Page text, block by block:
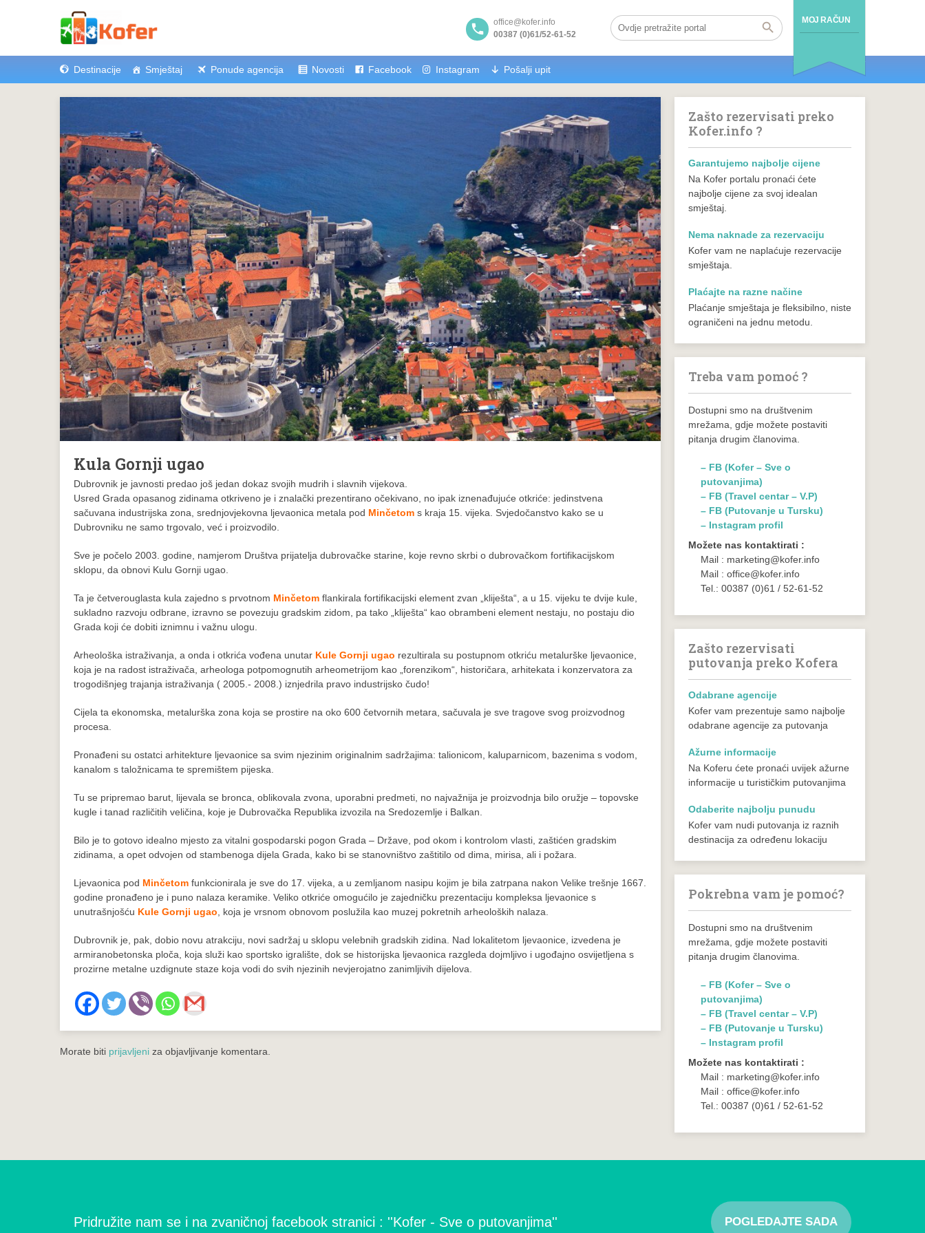
MOJ RAČUN
office@kofer.info
00387 (0)61/52-61-52
Destinacije Smještaj Ponude agencija Novosti Facebook Instagram Pošalji upit
Kula Gornji ugao
Dubrovnik je javnosti predao još jedan dokaz svojih mudrih i slavnih vijekova.
Usred Grada opasanog zidinama otkriveno je i znalački prezentirano očekivano, no ipak iznenađujuće otkriće: jedinstvena
sačuvana industrijska zona, srednjovjekovna ljevaonica metala pod Minčetom s kraja 15. vijeka. Svjedočanstvo kako se u
Dubrovniku ne samo trgovalo, već i proizvodilo.
Sve je počelo 2003. godine, namjerom Društva prijatelja dubrovačke starine, koje revno skrbi o dubrovačkom fortifikacijskom
sklopu, da obnovi Kulu Gornji ugao.
Ta je četverouglasta kula zajedno s prvotnom Minčetom flankirala fortifikacijski element zvan „kliješta“, a u 15. vijeku te dvije kule,
sukladno razvoju odbrane, izravno se povezuju gradskim zidom, pa tako „kliješta“ kao obrambeni element nestaju, no postaju dio
Grada koji će dobiti iznimnu i važnu ulogu.
Arheološka istraživanja, a onda i otkrića vođena unutar Kule Gornji ugao rezultirala su postupnom otkriću metalurške ljevaonice,
koja je na radost istraživača, arheologa potpomognutih arheometrijom kao „forenzikom“, historičara, arhitekata i konzervatora za
trogodišnjeg trajanja istraživanja ( 2005.- 2008.) iznjedrila pravo industrijsko čudo!
Cijela ta ekonomska, metalurška zona koja se prostire na oko 600 četvornih metara, sačuvala je sve tragove svog proizvodnog
procesa.
Pronađeni su ostatci arhitekture ljevaonice sa svim njezinim originalnim sadržajima: talionicom, kaluparnicom, bazenima s vodom,
kanalom s taložnicama te spremištem pijeska.
Tu se pripremao barut, lijevala se bronca, oblikovala zvona, uporabni predmeti, no najvažnija je proizvodnja bilo oružje – topovske
kugle i tanad različitih veličina, koje je Dubrovačka Republika izvozila na Sredozemlje i Balkan.
Bilo je to gotovo idealno mjesto za vitalni gospodarski pogon Grada – Države, pod okom i kontrolom vlasti, zaštićen gradskim
zidinama, a opet odvojen od stambenoga dijela Grada, kako bi se stanovništvo zaštitilo od dima, mirisa, ali i požara.
Ljevaonica pod Minčetom funkcionirala je sve do 17. vijeka, a u zemljanom nasipu kojim je bila zatrpana nakon Velike trešnje 1667.
godine pronađeno je i puno nalaza keramike. Veliko otkriće omogućilo je zajedničku prezentaciju kompleksa ljevaonice s
unutrašnjošću Kule Gornji ugao , koja je vrsnom obnovom poslužila kao muzej pokretnih arheoloških nalaza.
Dubrovnik je, pak, dobio novu atrakciju, novi sadržaj u sklopu velebnih gradskih zidina. Nad lokalitetom ljevaonice, izvedena je
armiranobetonska ploča, koja služi kao sportsko igralište, dok se historijska ljevaonica razgleda dojmljivo i ugođajno osvijetljena s
prozirne metalne uzdignute staze koja vodi do svih njezinih nevjerojatno zanimljivih dijelova.
Morate biti prijavljeni za objavljivanje komentara.
Zašto rezervisati preko
Kofer.info ?
Garantujemo najbolje cijene
Na Kofer portalu pronaći ćete
najbolje cijene za svoj idealan
smještaj.
Nema naknade za rezervaciju
Kofer vam ne naplaćuje rezervacije
smještaja.
Plaćajte na razne načine
Plaćanje smještaja je fleksibilno, niste
ograničeni na jednu metodu.
Treba vam pomoć ?
Dostupni smo na društvenim
mrežama, gdje možete postaviti
pitanja drugim članovima.
– FB (Kofer – Sve o
putovanjima)
– FB (Travel centar – V.P)
– FB (Putovanje u Tursku)
– Instagram profil
Možete nas kontaktirati :
Mail : marketing@kofer.info
Mail : office@kofer.info
Tel.: 00387 (0)61 / 52-61-52
Zašto rezervisati
putovanja preko Kofera
Odabrane agencije
Kofer vam prezentuje samo najbolje
odabrane agencije za putovanja
Ažurne informacije
Na Koferu ćete pronaći uvijek ažurne
informacije u turističkim putovanjima
Odaberite najbolju punudu
Kofer vam nudi putovanja iz raznih
destinacija za određenu lokaciju
Pokrebna vam je pomoć?
Dostupni smo na društvenim
mrežama, gdje možete postaviti
pitanja drugim članovima.
– FB (Kofer – Sve o
putovanjima)
– FB (Travel centar – V.P)
– FB (Putovanje u Tursku)
– Instagram profil
Možete nas kontaktirati :
Mail : marketing@kofer.info
Mail : office@kofer.info
Tel.: 00387 (0)61 / 52-61-52
Pridružite nam se i na zvaničnoj facebook stranici : ''Kofer - Sve o putovanjima'' POGLEDAJTE SADA